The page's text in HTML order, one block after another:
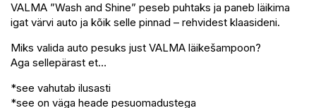
VALMA ”Wash and Shine” peseb puhtaks ja paneb läikima
igat värvi auto ja kõik selle pinnad – rehvidest klaasideni.
Miks valida auto pesuks just VALMA läikešampoon?
Aga sellepärast et…
*see vahutab ilusasti
*see on väga heade pesuomadustega